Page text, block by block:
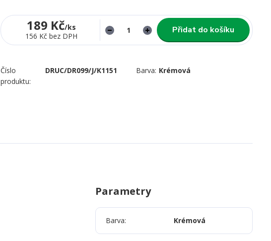
189 Kč/ks
156 Kč bez DPH
Přidat do košíku
Číslo
produktu:
DRUC/DR099/J/K1151 Barva: Krémová
Parametry
Barva Krémová